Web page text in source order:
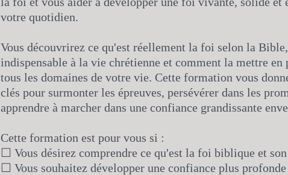
votre quotidien.
Vous découvrirez ce qu'est réellement la foi selon la
indispensable à la vie chrétienne et comment la mettre en
tous les domaines de votre vie. Cette formation vous
clés pour surmonter les épreuves, persévérer dans les
apprendre à marcher dans une confiance grandissante
Cette formation est pour vous si :
☐ Vous désirez comprendre ce qu'est la foi biblique et
☐ Vous souhaitez développer une confiance plus